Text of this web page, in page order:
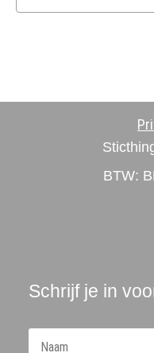
BTW:
Schrijf je in